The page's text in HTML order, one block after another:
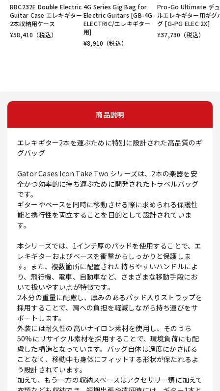
RBC232E Double Electric
Guitar Case エレキギター
2本収納用ケース
¥58,410 （税込）
4G Series Gig Bag for
Electric Guitars [GB-4G-
ELECTRIC/エレキギター
用]
¥8,910 （税込）
Pro-Go Ultimate デ
ルエレキギター用ギグ
グ [G-PG ELEC 2X]
¥37,730 （税込）
商品説明
エレキギター2本を運ぶために特別に設計された高品質のギ
グバッグ
Gator Cases Icon Take Two シリーズは、2本の楽器を安
全かつ効率的に持ち運ぶために開発されたトラベルバッグ
です。
ギターやベースを同時に移動させる際に求められる保護性
能と携行性を両立することを目的として設計されていま
す。
本シリーズでは、1インチ厚のパッドを使用することで、エ
レキギターおよびベースを衝撃からしっかりと保護しま
す。また、複数箇所に配置された持ちやすいハンドルによ
り、飛行機、電車、自動車など、さまざまな移動手段にお
いて扱いやすい点が特徴です。
2本分の重量に配慮し、厚みのあるパッド入りストラップを
採用することで、肩への負担を軽減しながら持ち運びをサ
ポートします。
外装には耐久性の高いナイロン素材を使用し、そのうち
50%にリサイクル素材を採用することで、環境負荷にも配
慮した構造となっています。バッグ自体は過度にかさばる
ことなく、移動中も身体にフィットする形状が保たれるよ
う設計されています。
加えて、もう一方の収納スペースはアクセサリー類に加えて